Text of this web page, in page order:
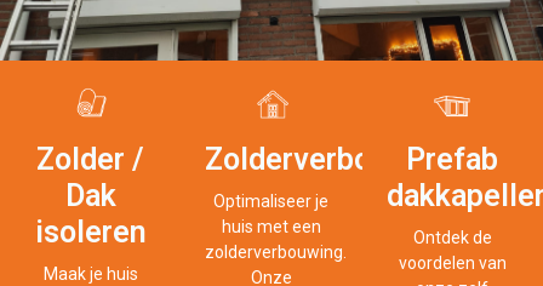
Zolder /
Dak
isoleren
Maak je huis
Zolderverbouwingen
Optimaliseer je
huis met een
zolderverbouwing.
Onze
Prefab
Ontdek de
voordelen van